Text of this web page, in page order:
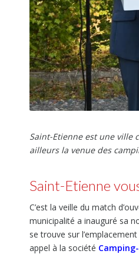
Saint-Etienne est une ville
ailleurs la venue des
Saint-Etienne
C’est la veille du match
municipalité a inauguré sa
se trouve sur
appel à la société